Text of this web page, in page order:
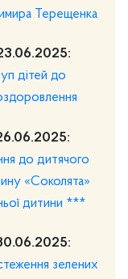
Терещенка
дітей до
до дитячого
«Соколята»
дитини ***
зелених